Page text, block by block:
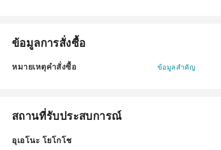
ข้อมูลการสั่งซื้อ
หมายเหตุคำสั่งซื้อ ข้อมูลสำคัญ
สถานที่รับประสบการณ์
อุเอโนะ โยโกโช